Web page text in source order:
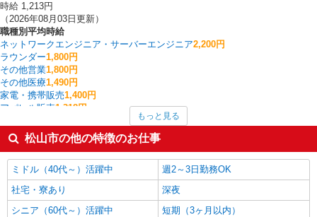
時給 1,213円
（2026年08月03日更新）
職種別平均時給
ネットワークエンジニア・サーバーエンジニア2,200円
ラウンダー1,800円
その他営業1,800円
その他医療1,490円
家電・携帯販売1,400円
アパレル販売1,318円
看護師・保健師・看護助手・助産師 1,296円
量販店・大型SC・百貨店1,293円
ホテル・ブライダル・葬祭1,278円
介護職・ヘルパー1,252円
松山市の他の職種の平均時給を見る
もっと見る
松山市の他の特徴のお仕事
ミドル（40代～）活躍中
週2～3日勤務OK
社宅・寮あり
深夜
シニア（60代～）活躍中
短期（3ヶ月以内）